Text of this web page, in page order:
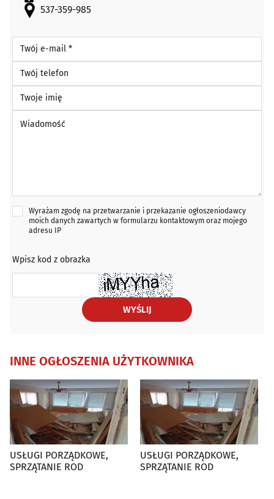
537-359-985
Twój e-mail *
Twój telefon
Twoje imię
Wyrażam zgodę na przetwarzanie i przekazanie ogłoszeniodawcy
moich danych zawartych w formularzu kontaktowym oraz mojego
adresu IP
Wpisz kod z obrazka
WYŚLIJ
INNE OGŁOSZENIA UŻYTKOWNIKA
USŁUGI PORZĄDKOWE,
SPRZĄTANIE ROD
USŁUGI PORZĄDKOWE,
SPRZĄTANIE ROD